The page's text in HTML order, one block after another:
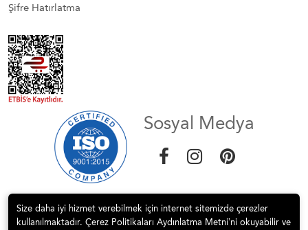
Şifre Hatırlatma
Sosyal Medya
Size daha iyi hizmet verebilmek için internet sitemizde çerezler
kullanılmaktadır. Çerez Politikaları Aydınlatma Metni’ni okuyabilir ve